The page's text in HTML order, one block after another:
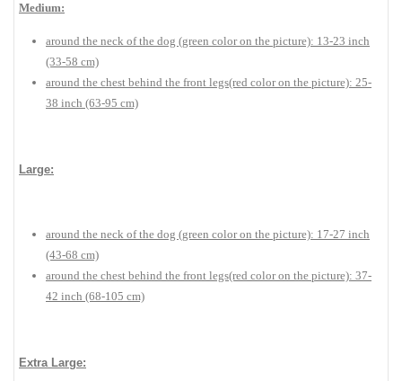
Medium:
around the neck of the dog (green color on the picture): 13-23 inch
(33-58 cm)
around the chest behind the front legs(red color on the picture): 25-
38 inch (63-95 cm)
Large:
around the neck of the dog (green color on the picture): 17-27 inch
(43-68 cm)
around the chest behind the front legs(red color on the picture): 37-
42 inch (68-105 cm)
Extra Large: